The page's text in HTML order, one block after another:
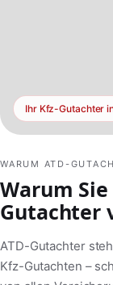
Ihr Kfz-Gutachter
WARUM ATD-
Warum
Gutachter
ATD-Gutachter
Kfz-Gutachten –